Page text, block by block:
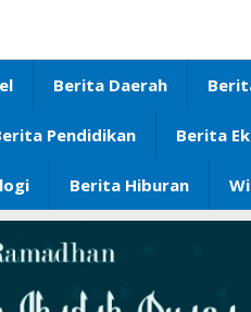
Berita Daerah
Pendidikan Berita
Berita Hiburan